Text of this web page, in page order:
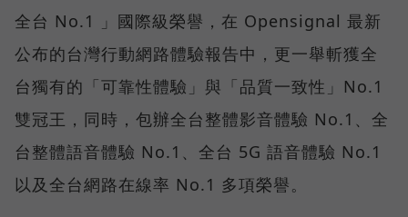
全台 No.1 」國際級榮譽，在 Opensignal 最新
公布的台灣行動網路體驗報告中，更一舉斬獲全
台獨有的「可靠性體驗」與「品質一致性」No.1
雙冠王，同時，包辦全台整體影音體驗 No.1、全
台整體語音體驗 No.1、全台 5G 語音體驗 No.1
以及全台網路在線率 No.1 多項榮譽。